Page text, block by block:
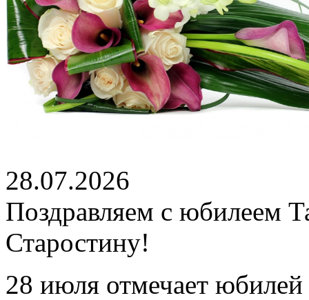
28.07.2026
Поздравляем с юбилеем
Старостину!
28 июля отмечает